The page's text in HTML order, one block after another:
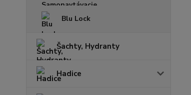
Blu Lock
Šachty, Hydranty
Hadice